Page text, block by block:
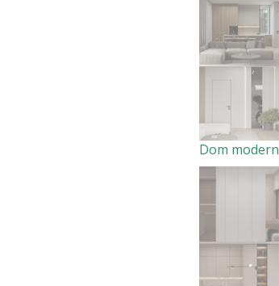
Dom modern